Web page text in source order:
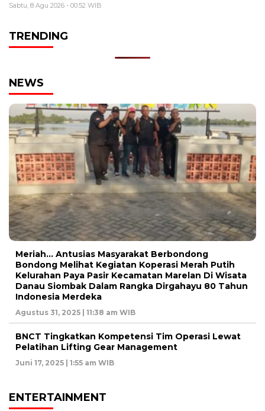
Sabtu, 8 Agu 2026 - 00:52 WIB
TRENDING
NEWS
Meriah… Antusias Masyarakat Berbondong
Bondong Melihat Kegiatan Koperasi Merah Putih
Kelurahan Paya Pasir Kecamatan Marelan Di Wisata
Danau Siombak Dalam Rangka Dirgahayu 80 Tahun
Indonesia Merdeka
Agustus 31, 2025 | 11:38 am WIB
BNCT Tingkatkan Kompetensi Tim Operasi Lewat
Pelatihan Lifting Gear Management
Juni 17, 2025 | 1:55 am WIB
ENTERTAINMENT